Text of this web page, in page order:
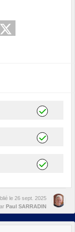
le 26 sept. 2025
Paul SARRADIN